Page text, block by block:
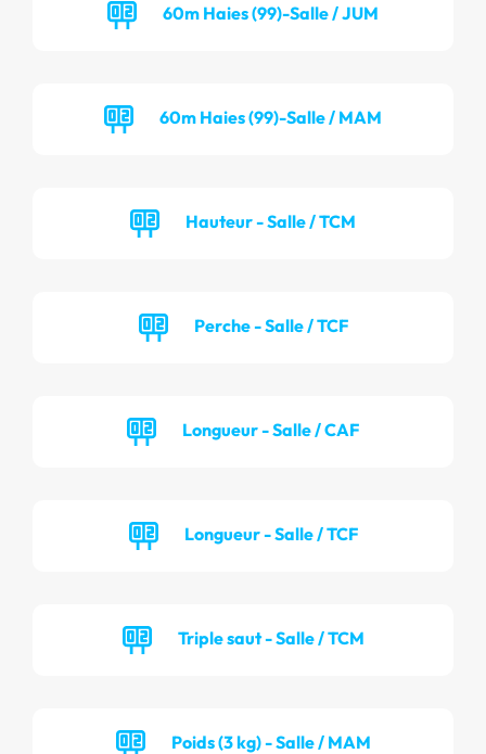
60m Haies (99)-Salle / JUM
60m Haies (99)-Salle / MAM
Hauteur - Salle / TCM
Perche - Salle / TCF
Longueur - Salle / CAF
Longueur - Salle / TCF
Triple saut - Salle / TCM
Poids (3 kg) - Salle / MAM